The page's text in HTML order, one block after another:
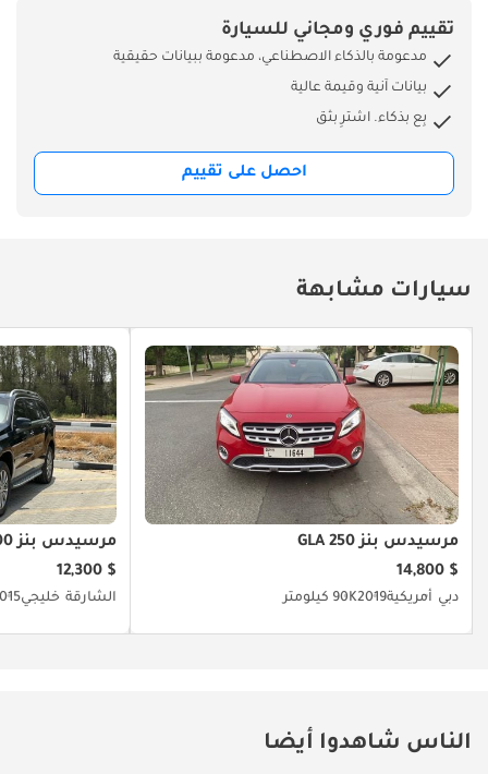
تقييم فوري ومجاني للسيارة
مدعومة بالذكاء الاصطناعي، مدعومة ببيانات حقيقية
بيانات آنية وقيمة عالية
بِع بذكاء. اشترِ بثق
احصل على تقييم
سيارات مشابهة
مرسيدس بنز GLA 250
$ 14,800
دبي أمريكية201990K كيلومتر
مرسيدس بنز ML 400
$ 12,300
الشارقة خليجي
الناس شاهدوا أيضا